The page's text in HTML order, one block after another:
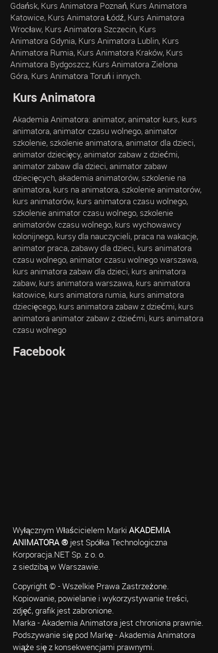
Gdańsk, Kurs Animatora Poznań, Kurs Animatora
Katowice, Kurs Animatora Łódź, Kurs Animatora
Wrocław, Kurs Animatora Szczecin, Kurs
Animatora Gdynia, Kurs Animatora Lublin, Kurs
Animatora Rumia, Kurs Animatora Kraków, Kurs
Animatora Bydgoszcz, Kurs Animatora Zielona
Góra, Kurs Animatora Toruń i innych.
Kurs Animatora
Akademia Animatora: animator, animator kurs, kurs
animatora, animator czasu wolnego, animator
szkolenie, szkolenie animatora, animator dla dzieci,
animator dziecięcy, animator zabaw z dziećmi,
animator zabaw dla dzieci, animator zabaw
dziecięcych, akademia animatorów, szkolenie na
animatora, kurs na animatora, szkolenie animatorów,
kurs animatorów, kurs animatora czasu wolnego,
szkolenie animator czasu wolnego, szkolenie
animatorów czasu wolnego, kurs wychowawcy
kolonijnego, kursy dla nauczycieli, praca na wakacje,
animator praca, zabawy dla dzieci, kurs animatora
czasu wolnego, animator czasu wolnego warszawa,
kurs animatora zabaw dla dzieci, kurs animatora
zabaw, kurs animatora warszawa, kurs animatora
katowice, kurs animatora rumia, kurs animatora
dziecięcego, kurs animatora zabaw z dziećmi, kurs
animatora animator zabaw z dziećmi, kurs animatora
czasu wolnego
Facebook
Wyłącznym Właścicielem Marki AKADEMIA
ANIMATORA ®jest Spółka Technologiczna
Korporacja.NET Sp. z o. o.
z siedzibą w Warszawie.
Copyright © - Wszelkie Prawa Zastrzeżone.
Kopiowanie, powielanie i wykorzystywanie treści,
zdjęć, grafik jest zabronione.
Marka - Akademia Animatora jest chroniona prawnie.
Podszywanie się pod Markę - Akademia Animatora
wiąże się z konsekwencjami prawnymi.